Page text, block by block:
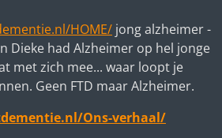
HOME/ jong alzheimer -
Dieke had Alzheimer op hel jonge
met zich mee... waar loopt je
Geen FTD maar Alzheimer.
Ons-verhaal/